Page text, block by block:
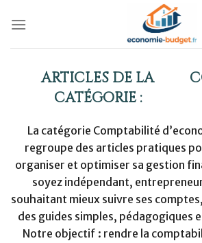
La catégorie Comptabilité
regroupe des articles pratiques
organiser et optimiser sa gestion
soyez indépendant,
souhaitant mieux suivre ses
des guides simples, pédagogiques
Notre objectif : rendre la